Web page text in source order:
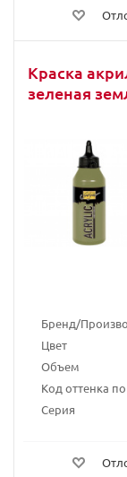
Краска
зеленая
Бренд/
Цвет
Объем
Код оттенка
Серия